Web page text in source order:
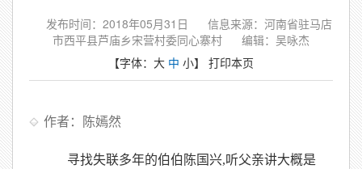
发布时间：2018年05月31日
信息来源：河南省驻马店
市西平县芦庙乡宋营村委同心寨村
编辑：吴咏杰
【字体： 大 中 小】 打印本页
作者：陈嫣然
寻找失联多年的伯伯陈国兴,听父亲讲大概是